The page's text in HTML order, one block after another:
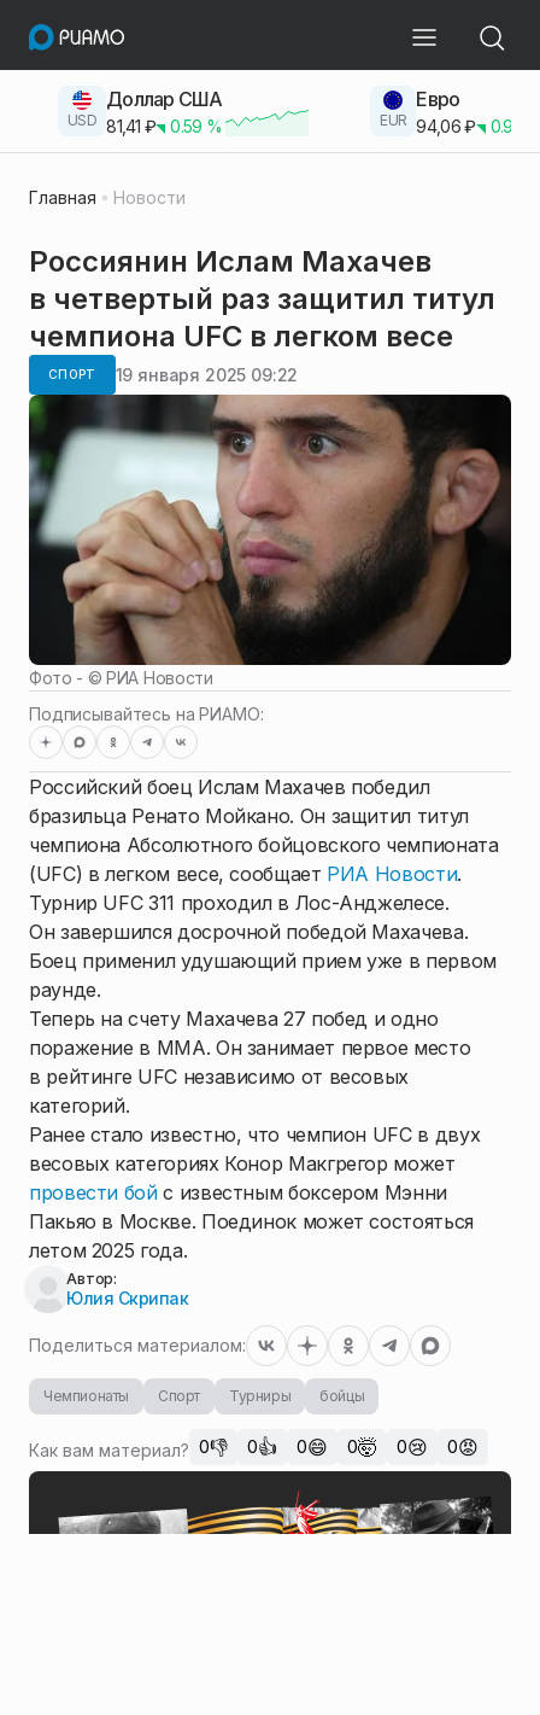
USD
Доллар США
81,41 ₽ 0.59 % EUR
Евро
94,06₽ 0.93
Главная Новости
Россиянин Ислам Махачев
в четвертый раз защитил титул
чемпиона UFC в легком весе
СПОРТ 19 января 2025 09:22
Фото - ©РИА Новости
Подписывайтесь на РИАМО:
Российский боец Ислам Махачев победил
бразильца Ренато Мойкано. Он защитил титул
чемпиона Абсолютного бойцовского чемпионата
(UFC) в легком весе, сообщает РИА Новости.
Турнир UFC 311 проходил в Лос-Анджелесе.
Он завершился досрочной победой Махачева.
Боец применил удушающий прием уже в первом
раунде.
Теперь на счету Махачева 27 побед и одно
поражение в ММА. Он занимает первое место
в рейтинге UFC независимо от весовых
категорий.
Ранее стало известно, что чемпион UFC в двух
весовых категориях Конор Макгрегор может
провести бойс известным боксером Мэнни
Пакьяо в Москве. Поединок может состояться
летом 2025 года.
Автор:
Юлия Скрипак
Поделиться материалом:
Чемпионаты Спорт Турниры бойцы
Как вам материал? 0👎 0👍 0😄 0🤯 0😢 0😡